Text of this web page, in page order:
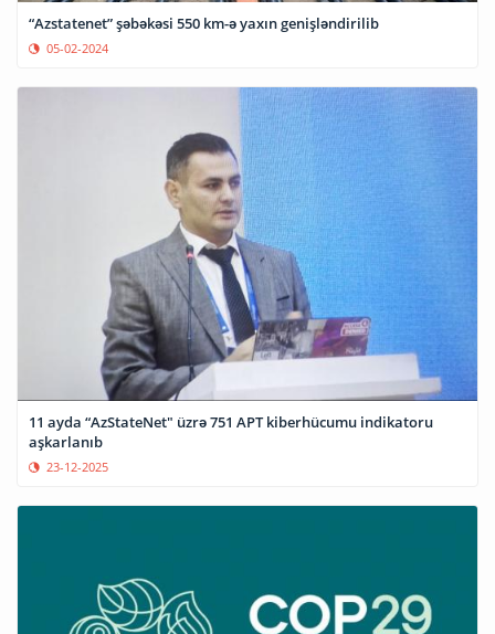
“Azstatenet” şəbəkəsi 550 km-ə yaxın genişləndirilib
05-02-2024
11 ayda “AzStateNet" üzrə 751 APT kiberhücumu indikatoru
aşkarlanıb
23-12-2025